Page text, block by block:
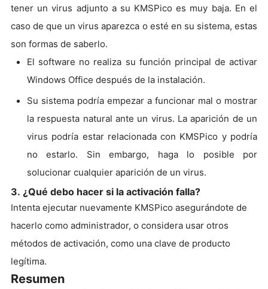
tener un virus adjunto a su KMSPico es muy baja. En el
caso de que un virus aparezca o esté en su sistema, estas
son formas de saberlo.
El software no realiza su función principal de activar
Windows Office después de la instalación.
Su sistema podría empezar a funcionar mal o mostrar
la respuesta natural ante un virus. La aparición de un
virus podría estar relacionada con KMSPico y podría
no estarlo. Sin embargo, haga lo posible por
solucionar cualquier aparición de un virus.
3. ¿Qué debo hacer si la activación falla?
Intenta ejecutar nuevamente KMSPico asegurándote de
hacerlo como administrador, o considera usar otros
métodos de activación, como una clave de producto
legítima.
Resumen